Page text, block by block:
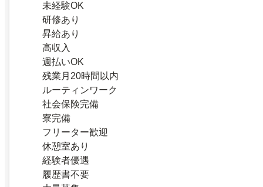
未経験OK
研修あり
昇給あり
高収入
週払いOK
残業月20時間以内
ルーティンワーク
社会保険完備
寮完備
フリーター歓迎
休憩室あり
経験者優遇
履歴書不要